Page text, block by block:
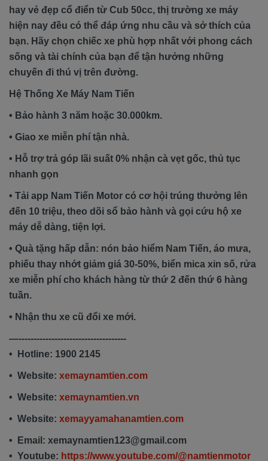
hay vẻ đẹp cổ điển từ Cub 50cc, thị trường xe máy
hiện nay đều có thể đáp ứng nhu cầu và sở thích của
bạn. Hãy chọn chiếc xe phù hợp nhất với phong cách
sống và tài chính của bạn để tận hưởng những
chuyến đi thú vị trên đường.
Hệ Thống Xe Máy Nam Tiến
• Bảo hành 3 năm hoặc 30.000km.
• Giao xe miễn phí tận nhà.
• Hỗ trợ trả góp lãi suất 0% nhận cà vẹt gốc, thủ tục
nhanh gọn
• Tải app Nam Tiến Motor có cơ hội trúng thưởng lên
đến 10 triệu, theo dõi sổ bảo hành và gọi cứu hộ xe
máy dễ dàng, tiện lợi.
• Quà tặng hấp dẫn: nón bảo hiểm Nam Tiến, áo mưa,
phiếu thay nhớt giảm giá 30-50%, biển mica xin số, rửa
xe miễn phí cho khách hàng từ thứ 2 đến thứ 6 hàng
tuần.
• Nhận thu xe cũ đổi xe mới.
—------------------------------------
• Hotline: 1900 2145
• Website: xemaynamtien.com
• Website: xemaynamtien.vn
• Website: xemayyamahanamtien.com
• Email: xemaynamtien123@gmail.com
• Youtube: https://www.youtube.com/@namtienmotor